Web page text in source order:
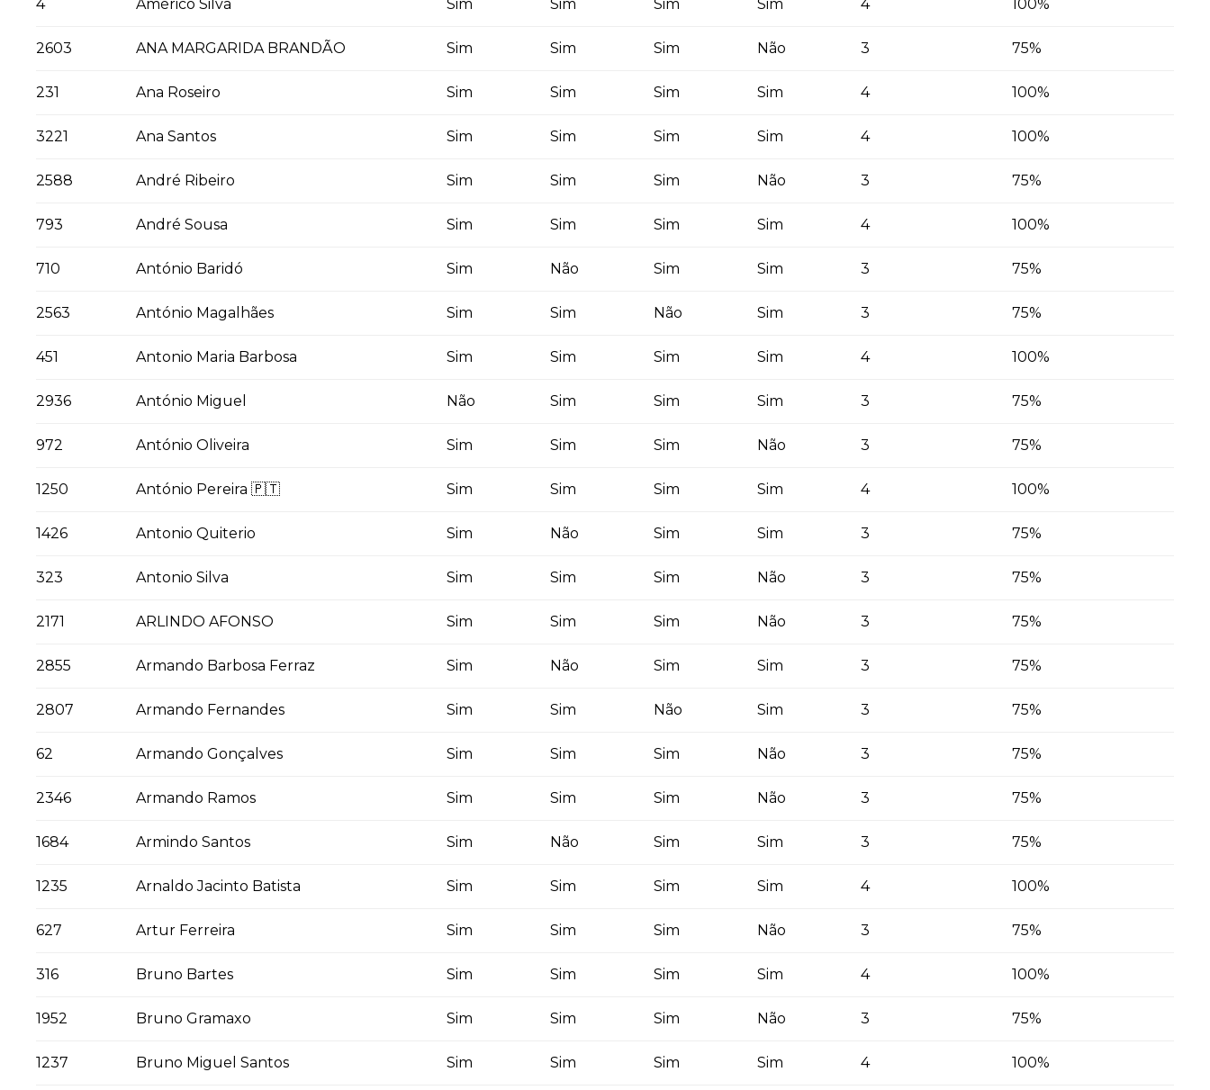
4 Américo Silva Sim Sim Sim Sim 4 100%
2603 ANA MARGARIDA BRANDÃO Sim Sim Sim Não 3 75%
231 Ana Roseiro Sim Sim Sim Sim 4 100%
3221 Ana Santos Sim Sim Sim Sim 4 100%
2588 André Ribeiro Sim Sim Sim Não 3 75%
793 André Sousa Sim Sim Sim Sim 4 100%
710 António Baridó Sim Não Sim Sim 3 75%
2563 António Magalhães Sim Sim Não Sim 3 75%
451 Antonio Maria Barbosa Sim Sim Sim Sim 4 100%
2936 António Miguel Não Sim Sim Sim 3 75%
972 António Oliveira Sim Sim Sim Não 3 75%
1250 António Pereira 🇵🇹 Sim Sim Sim Sim 4 100%
1426 Antonio Quiterio Sim Não Sim Sim 3 75%
323 Antonio Silva Sim Sim Sim Não 3 75%
2171 ARLINDO AFONSO Sim Sim Sim Não 3 75%
2855 Armando Barbosa Ferraz Sim Não Sim Sim 3 75%
2807 Armando Fernandes Sim Sim Não Sim 3 75%
62 Armando Gonçalves Sim Sim Sim Não 3 75%
2346 Armando Ramos Sim Sim Sim Não 3 75%
1684 Armindo Santos Sim Não Sim Sim 3 75%
1235 Arnaldo Jacinto Batista Sim Sim Sim Sim 4 100%
627 Artur Ferreira Sim Sim Sim Não 3 75%
316 Bruno Bartes Sim Sim Sim Sim 4 100%
1952 Bruno Gramaxo Sim Sim Sim Não 3 75%
1237 Bruno Miguel Santos Sim Sim Sim Sim 4 100%